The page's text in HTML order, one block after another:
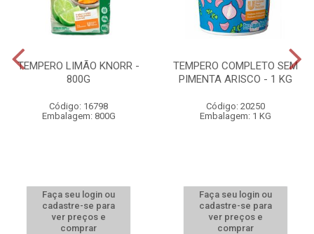
TEMPERO LIMÃO KNORR -
800G
Código: 16798
Embalagem: 800G
Faça seu login ou
cadastre-se para
ver preços e
comprar
TEMPERO COMPLETO SEM
PIMENTA ARISCO - 1 KG
Código: 20250
Embalagem: 1 KG
Faça seu login ou
cadastre-se para
ver preços e
comprar